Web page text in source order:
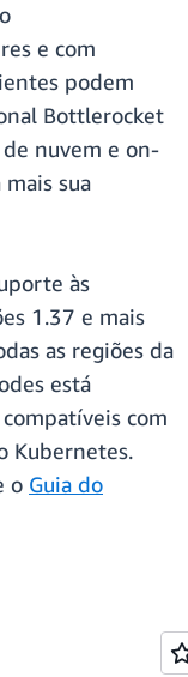
e com
podem
Bottlerocket
de nuvem e on-
sua
às
1.37 e mais
as regiões da
está
com
Kubernetes.
o Guia do